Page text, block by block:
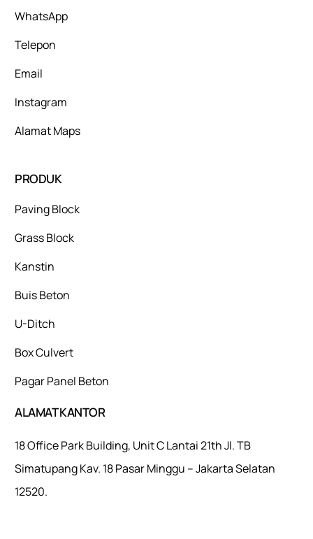
WhatsApp
Telepon
Email
Instagram
Alamat Maps
PRODUK
Paving Block
Grass Block
Kanstin
Buis Beton
U-Ditch
Box Culvert
Pagar Panel Beton
ALAMAT KANTOR
18 Office Park Building, Unit C Lantai 21th Jl. TB
Simatupang Kav. 18 Pasar Minggu – Jakarta Selatan
12520.